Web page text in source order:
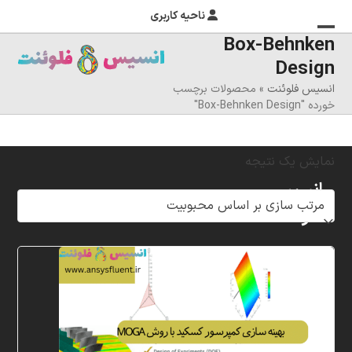
ناحیه کاربری
منوی
موبایل
را
تغییر
دهید
بستن
منوی
موبایل
Box-Behnken
Design
انسیس فلوئنت » محصولات برچسب
خورده "Box-Behnken Design"
نمایش یک نتیجه
انسیس
فلوئنت
پردازشگران
متخصص